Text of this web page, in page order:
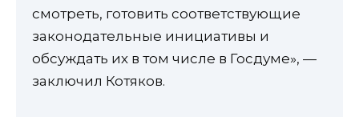
смотреть, готовить соответствующие
законодательные инициативы и
обсуждать их в том числе в Госдуме», —
заключил Котяков.